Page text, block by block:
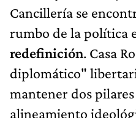
Cancillería se
rumbo de la política
redefinición. Casa
diplomático"
mantener dos
alineamiento